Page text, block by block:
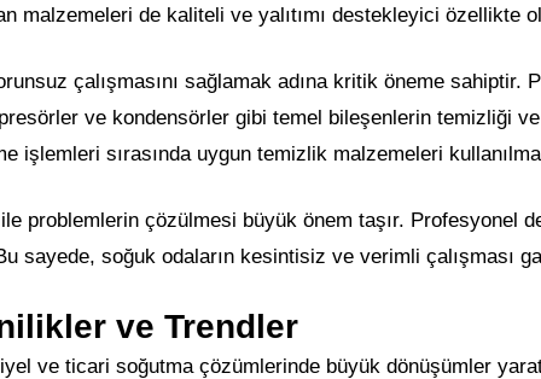
malzemeleri de kaliteli ve yalıtımı destekleyici özellikte
çalışmasını sağlamak adına kritik öneme
ve kondensörler gibi temel bileşenlerin temizliği
işlemleri sırasında uygun temizlik malzemeleri
problemlerin çözülmesi büyük önem taşır. Profesyonel
sayede, soğuk odaların kesintisiz ve verimli çalışması
ve Trendler
ve ticari soğutma çözümlerinde büyük dönüşümler